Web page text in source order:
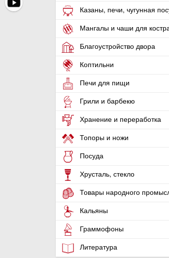
Казаны, печи, чугунная
Мангалы и чаши для
Благоустройство двора
Коптильни
Печи для пищи
Грили и барбекю
Хранение и переработка
Топоры и ножи
Посуда
Хрусталь, стекло
Товары народного
Кальяны
Граммофоны
Литература